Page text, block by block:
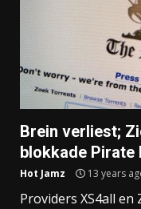
Brein verliest;
blokkade Pirate
Hot Jamz 13 years
Providers XS4all